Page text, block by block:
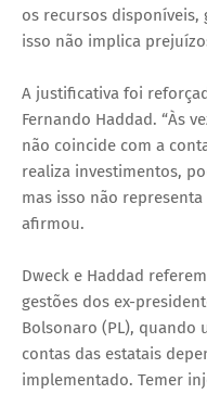
os recursos
isso não implica
A justificativa foi
Fernando Haddad. “Às
não coincide com a
realiza investimentos,
mas isso não
afirmou.
Dweck e Haddad
gestões dos ex-
Bolsonaro (PL), quando
contas das estatais
implementado. Temer